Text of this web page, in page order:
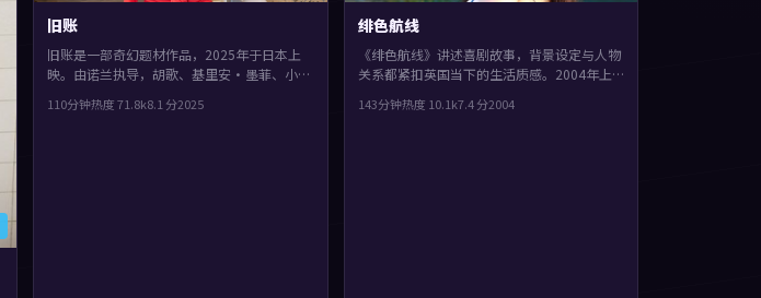
旧账
旧账是一部奇幻题材作品，2025年于日本上
映。由诺兰执导，胡歌、基里安·墨菲、小松
表达，配乐与声场强化了不安与孤独感。
110分钟热度71.8k8.1 分2025
绯色航线
《绯色航线》讲述喜剧故事，背景设定与人物
关系都紧扣英国当下的生活质感。2004年上
红领衔。叙事在回忆与现实之间交错推进，片
143分钟热度 10.1k7.4分2004